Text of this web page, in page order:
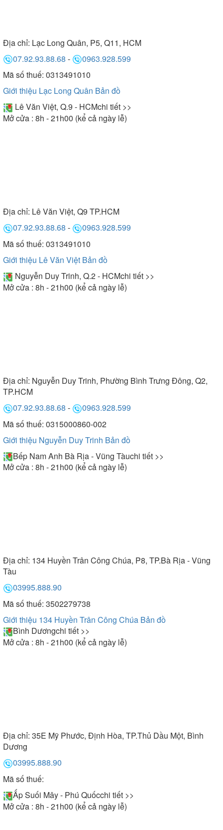
Địa chỉ: Lạc Long Quân, P5, Q11, HCM
07.92.93.88.68 -
0963.928.599
Mã số thuế: 0313491010
Giới thiệu Lạc Long Quân Bản đồ
Lê Văn Việt, Q.9 - HCMchi tiết >>
Mở cửa : 8h - 21h00 (kể cả ngày lễ)
Địa chỉ: Lê Văn Việt, Q9 TP.HCM
07.92.93.88.68 -
0963.928.599
Mã số thuế: 0313491010
Giới thiệu Lê Văn Việt Bản đồ
Nguyễn Duy Trinh, Q.2 - HCMchi tiết >>
Mở cửa : 8h - 21h00 (kể cả ngày lễ)
Địa chỉ: Nguyễn Duy Trinh, Phường Bình Trưng Đông, Q2,
TP.HCM
07.92.93.88.68 -
0963.928.599
Mã số thuế: 0315000860-002
Giới thiệu Nguyễn Duy Trinh Bản đồ
Bếp Nam Anh Bà Rịa - Vũng Tàuchi tiết >>
Mở cửa : 8h - 21h00 (kể cả ngày lễ)
Địa chỉ: 134 Huyền Trân Công Chúa, P8, TP.Bà Rịa - Vũng
Tàu
03995.888.90
Mã số thuế: 3502279738
Giới thiệu 134 Huyền Trân Công Chúa Bản đồ
Bình Dươngchi tiết >>
Mở cửa : 8h - 21h00 (kể cả ngày lễ)
Địa chỉ: 35E Mỹ Phước, Định Hòa, TP.Thủ Dầu Một, Bình
Dương
03995.888.90
Mã số thuế:
Ấp Suối Mây - Phú Quốcchi tiết >>
Mở cửa : 8h - 21h00 (kể cả ngày lễ)